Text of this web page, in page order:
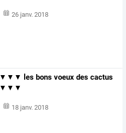
26 janv. 2018
▼▼▼ les bons voeux des cactus
▼▼▼
18 janv. 2018